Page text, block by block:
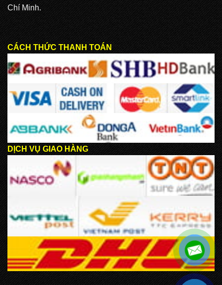
Chí Minh.
CÁCH THỨC THANH TOÁN
DỊCH VỤ GIAO HÀNG